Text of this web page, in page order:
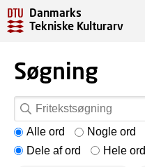
Danmarks
Tekniske Kulturarv
Søgning
Alle ord
Nogle ord
Dele af ord
Hele ord